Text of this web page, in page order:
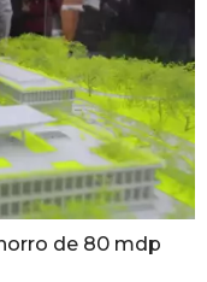
de 80 mdp